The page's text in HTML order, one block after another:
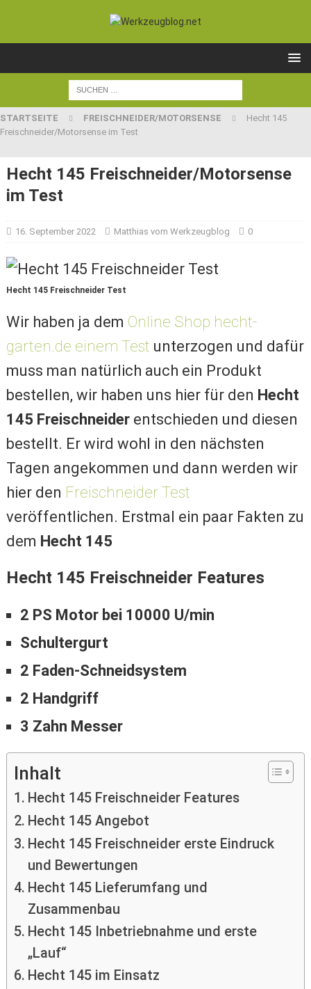
STARTSEITE FREISCHNEIDER/MOTORSENSE
Hecht 145
Freischneider/Motorsense im Test
Hecht 145 Freischneider/Motorsense
im Test
16. September 2022 Matthias vom Werkzeugblog 0
Hecht 145 Freischneider Test
Wir haben ja dem Online Shop hecht-
garten.de einem Test unterzogen und dafür
muss man natürlich auch ein Produkt
bestellen, wir haben uns hier für den Hecht
145 Freischneiderentschieden und diesen
bestellt. Er wird wohl in den nächsten
Tagen angekommen und dann werden wir
hier den Freischneider Test
veröffentlichen. Erstmal ein paar Fakten zu
dem Hecht 145
Hecht 145 Freischneider Features
2 PS Motor bei 10000 U/min
Schultergurt
2 Faden-Schneidsystem
2 Handgriff
3 Zahn Messer
Inhalt
Hecht 145 Freischneider Features
Hecht 145 Angebot
Hecht 145 Freischneider erste Eindruck
und Bewertungen
Hecht 145 Lieferumfang und
Zusammenbau
Hecht 145 Inbetriebnahme und erste
„Lauf“
Hecht 145 im Einsatz